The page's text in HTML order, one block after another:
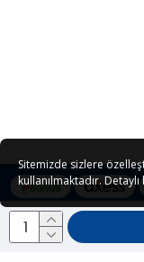
Copyright © 2021 -
Sitemizde sizlere
kullanılmaktadır.